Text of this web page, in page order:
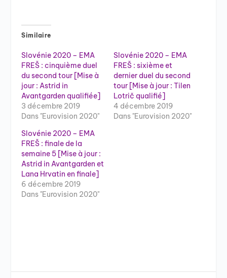
Similaire
Slovénie 2020 – EMA
FREŠ : cinquième duel
du second tour [Mise à
jour : Astrid in
Avantgarden qualifiée]
3 décembre 2019
Dans "Eurovision 2020"
Slovénie 2020 – EMA
FREŠ : sixième et
dernier duel du second
tour [Mise à jour : Tilen
Lotrič qualifié]
4 décembre 2019
Dans "Eurovision 2020"
Slovénie 2020 – EMA
FREŠ : finale de la
semaine 5 [Mise à jour :
Astrid in Avantgarden et
Lana Hrvatin en finale]
6 décembre 2019
Dans "Eurovision 2020"